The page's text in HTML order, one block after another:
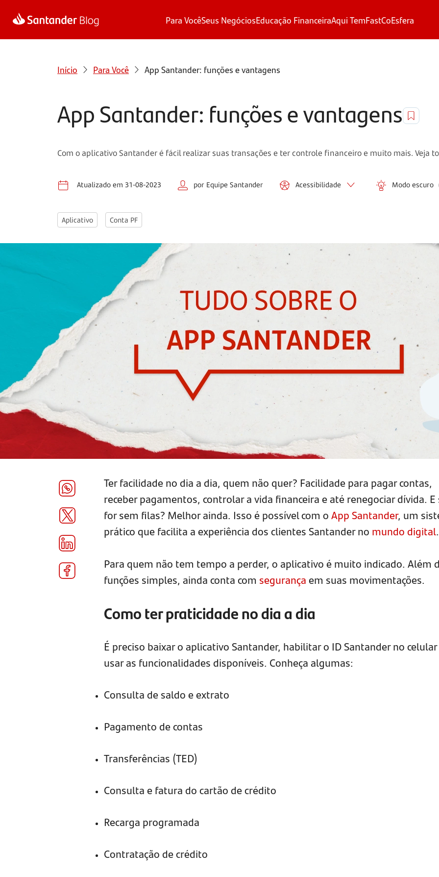
Para VocêSeus NegóciosEducação FinanceiraAqui TemFastCoEsfera
Início Para Você App Santander: funções e vantagens
App Santander: funções e vantagens
Com o aplicativo Santander é fácil realizar suas transações e ter controle financeiro e muito mais. Veja
Atualizado em 31-08-2023 por Equipe Santander Acessibilidade Modo escuro
Aplicativo Conta PF
Ter facilidade no dia a dia, quem não quer? Facilidade para pagar contas,
receber pagamentos, controlar a vida financeira e até renegociar dívida. E
for sem filas? Melhor ainda. Isso é possível com oApp Santander, um
prático que facilita a experiência dos clientes Santander no mundo digital.
Para quem não tem tempo a perder, o aplicativo é muito indicado. Além
funções simples, ainda conta com segurançaem suas movimentações.
Como ter praticidade no dia a dia
É preciso baixar o aplicativo Santander, habilitar o ID Santander no
usar as funcionalidades disponíveis. Conheça algumas:
Consulta de saldo e extrato
Pagamento de contas
Transferências (TED)
Consulta e fatura do cartão de crédito
Recarga programada
Contratação de crédito